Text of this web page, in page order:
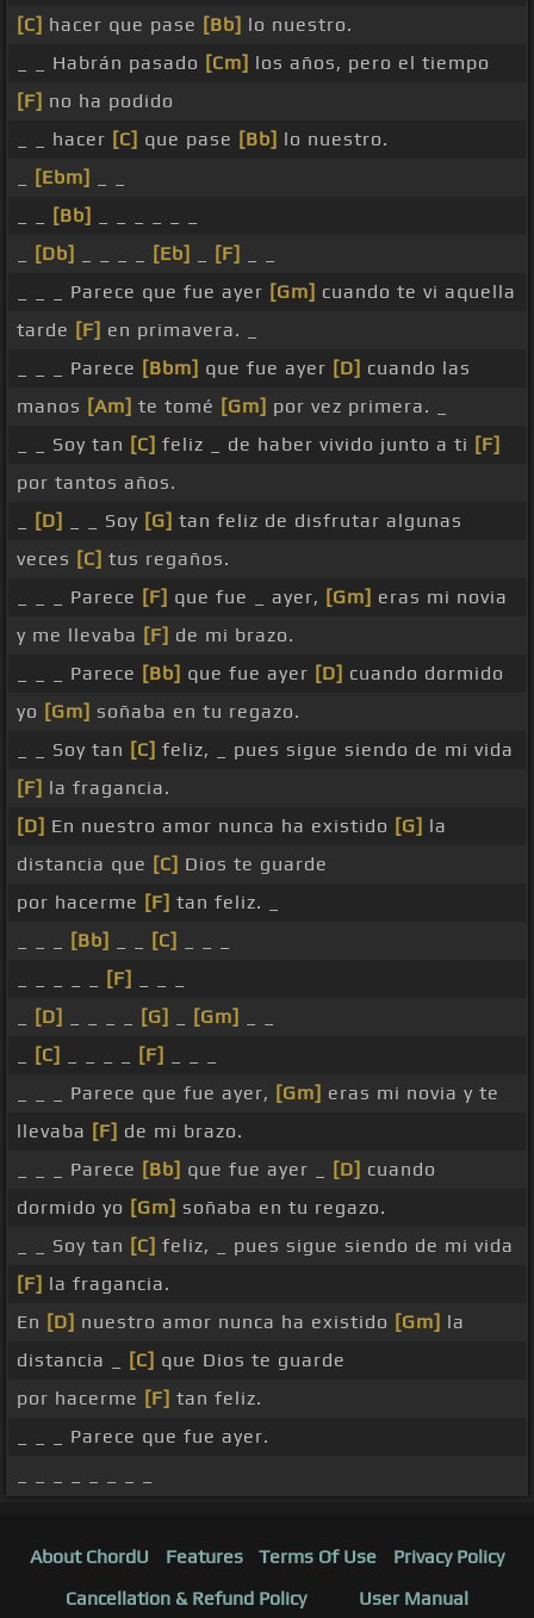
[C] hacer que pase [Bb] lo nuestro.
_ _ Habrán pasado [Cm] los años, pero el tiempo
[F] no ha podido
_ _ hacer [C] que pase [Bb] lo nuestro.
[Ebm]
[Bb]
[Db] [Eb] [F]
_ _ _ Parece que fue ayer [Gm] cuando te vi aquella
tarde [F] en primavera. _
_ _ _ Parece [Bbm] que fue ayer [D] cuando las
manos [Am] te tomé [Gm] por vez primera. _
_ _ Soy tan [C] feliz _ de haber vivido junto a ti [F]
por tantos años.
[D] _ _ Soy [G] tan feliz de disfrutar algunas
veces [C] tus regaños.
_ _ _ Parece [F] que fue _ ayer, [Gm] eras mi novia
y me llevaba [F] de mi brazo.
_ _ _ Parece [Bb] que fue ayer [D] cuando dormido
yo [Gm] soñaba en tu regazo.
_ _ Soy tan [C] feliz, _ pues sigue siendo de mi vida
[F] la fragancia.
[D] En nuestro amor nunca ha existido [G] la
distancia que [C] Dios te guarde
por hacerme [F] tan feliz. _
[Bb] [C]
[F]
[D] [G] [Gm]
[C] [F]
_ _ _ Parece que fue ayer, [Gm] eras mi novia y te
llevaba [F] de mi brazo.
_ _ _ Parece [Bb] que fue ayer _ [D] cuando
dormido yo [Gm] soñaba en tu regazo.
_ _ Soy tan [C] feliz, _ pues sigue siendo de mi vida
[F] la fragancia.
En [D] nuestro amor nunca ha existido [Gm] la
distancia _
[C] que Dios te guarde
por hacerme [F] tan feliz.
_ _ _ Parece que fue ayer.
About ChordU Features Terms Of Use
Privacy Policy
Cancellation & Refund Policy
User Manual